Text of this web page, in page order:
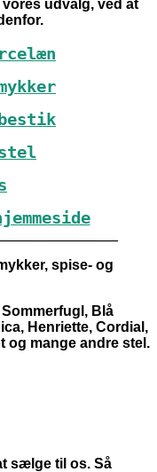
vores udvalg, ved at
spise- og
Blå
Henriette, Cordial,
og mange andre stel.
sælge til os. Så